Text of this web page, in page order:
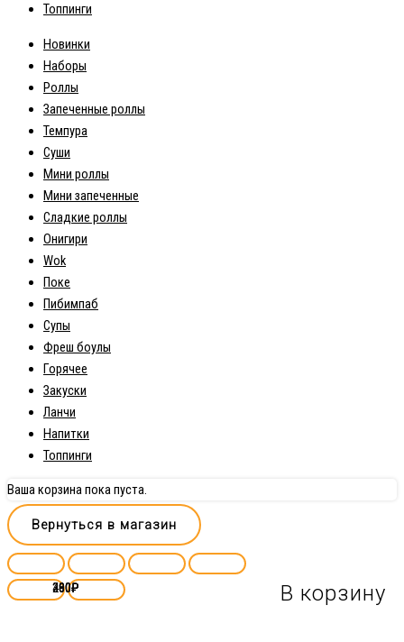
380₽ В корзину
360₽ В корзину
400₽ В корзину
290₽ В корзину
Топпинги
Новинки
Наборы
Роллы
Запеченные роллы
Темпура
Суши
Мини роллы
Мини запеченные
Сладкие роллы
Онигири
Wok
Поке
Пибимпаб
Супы
Фреш боулы
Горячее
Закуски
Ланчи
Напитки
Топпинги
Ваша корзина пока пуста.
Вернуться в магазин